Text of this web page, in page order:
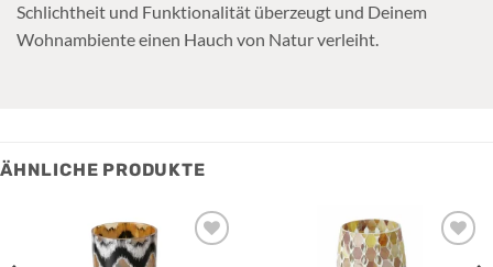
Schlichtheit und Funktionalität überzeugt und Deinem
Wohnambiente einen Hauch von Natur verleiht.
ÄHNLICHE PRODUKTE